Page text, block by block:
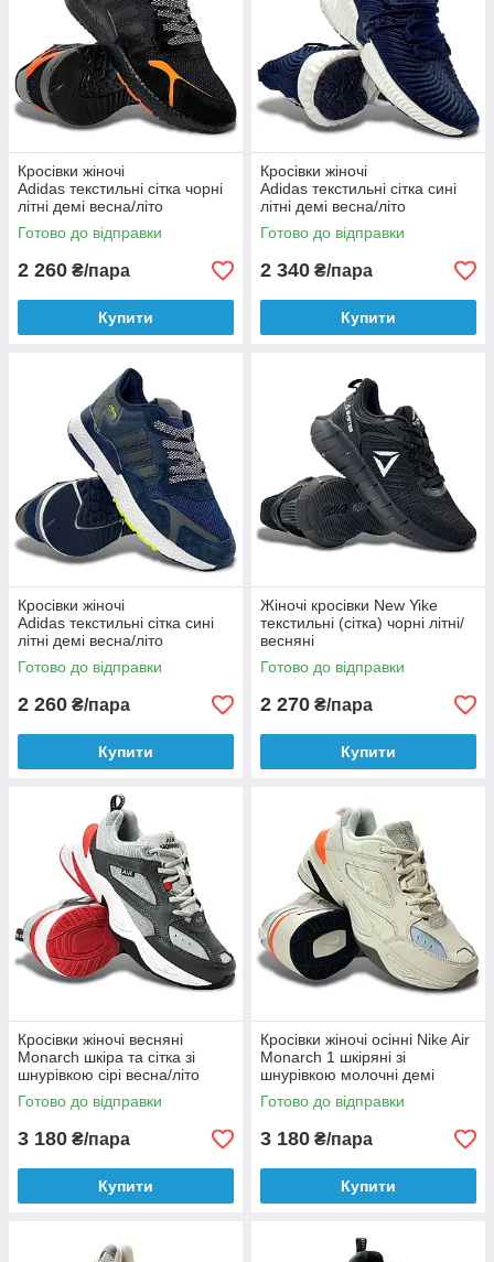
Кросівки жіночі
Adidas текстильні сітка чорні
літні демі весна/літо
Готово до відправки
2 260 ₴/пара
Купити
Кросівки жіночі
Adidas текстильні сітка сині
літні демі весна/літо
Готово до відправки
2 340 ₴/пара
Купити
Кросівки жіночі
Adidas текстильні сітка сині
літні демі весна/літо
Готово до відправки
2 260 ₴/пара
Купити
Жіночі кросівки New Yike
текстильні (сітка) чорні літні/
весняні
Готово до відправки
2 270 ₴/пара
Купити
Кросівки жіночі весняні
Monarch шкіра та сітка зі
шнурівкою сірі весна/літо
Готово до відправки
3 180 ₴/пара
Купити
Кросівки жіночі осінні Nike Air
Monarch 1 шкіряні зі
шнурівкою молочні демі
осінь/весна
Готово до відправки
3 180 ₴/пара
Купити